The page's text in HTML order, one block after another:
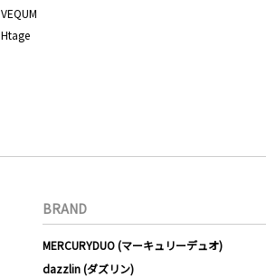
VEQUM
Htage
BRAND
MERCURYDUO (マーキュリーデュオ)
dazzlin (ダズリン)